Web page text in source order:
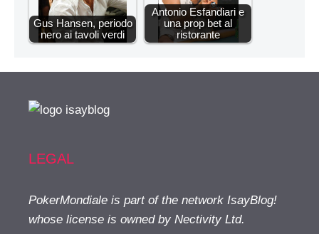
Gus Hansen, periodo
nero ai tavoli verdi
Antonio Esfandiari e
una prop bet al
ristorante
LEGAL
PokerMondiale is part of the network IsayBlog!
whose license is owned by Nectivity Ltd.